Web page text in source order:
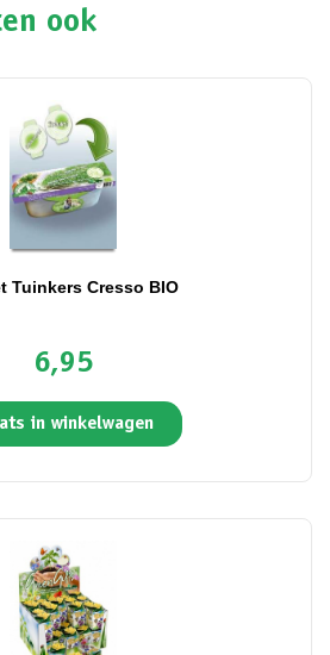
ook
Tuinkers Cresso BIO
6,95
in winkelwagen